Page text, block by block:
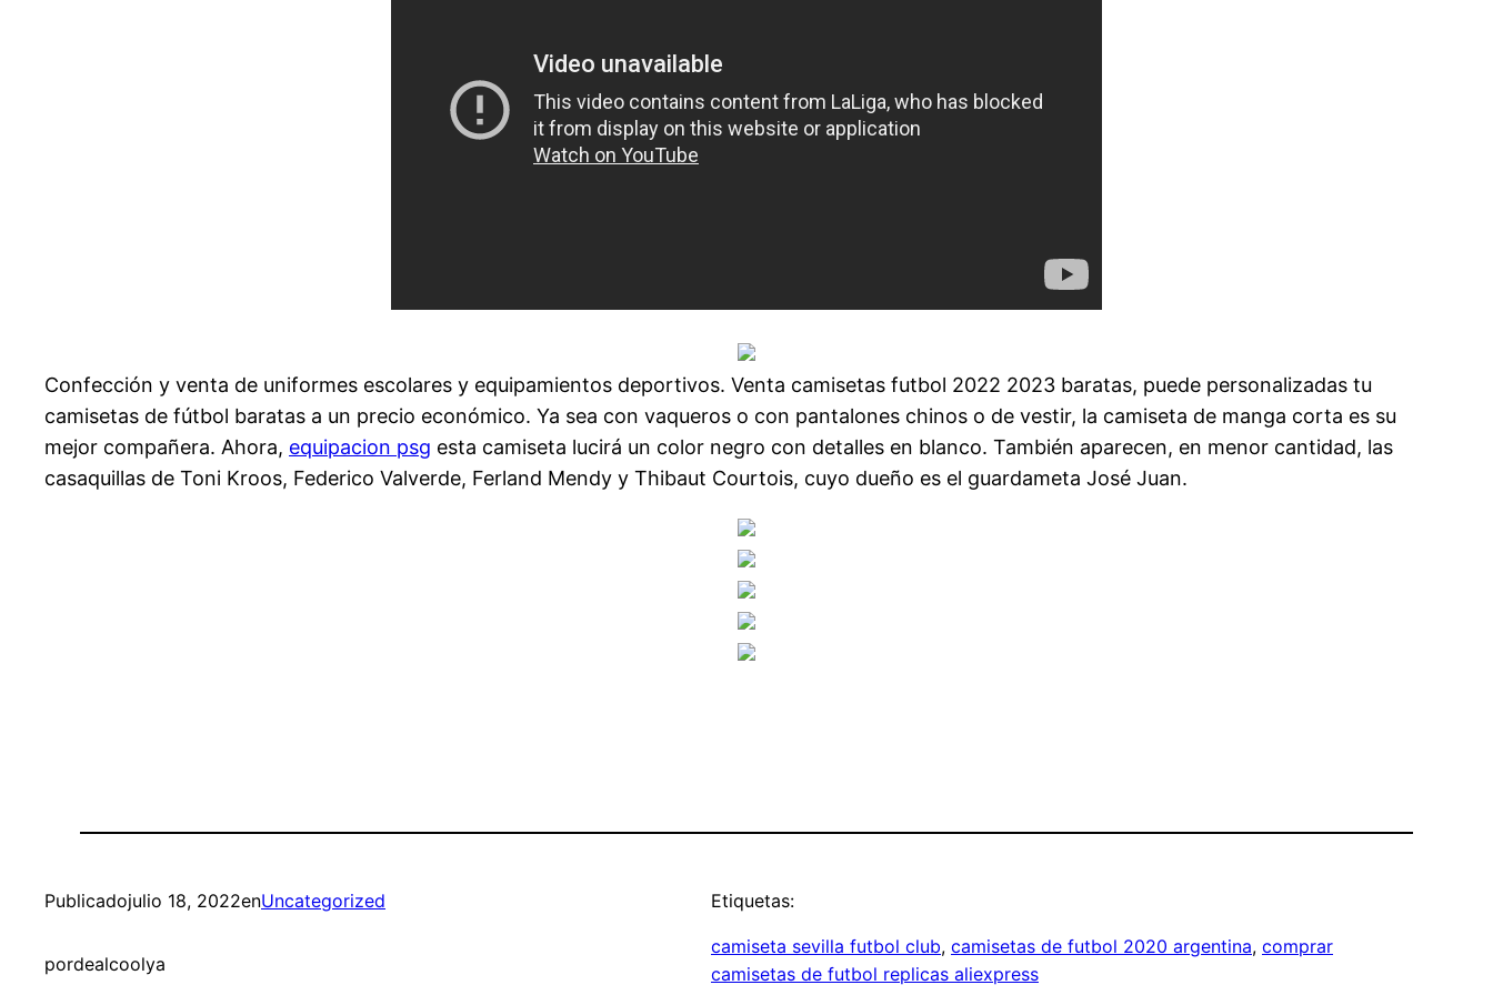
Confección y venta de uniformes escolares y equipamientos deportivos. Venta camisetas futbol 2022 2023 baratas, puede personalizadas tu
camisetas de fútbol baratas a un precio económico. Ya sea con vaqueros o con pantalones chinos o de vestir, la camiseta de manga corta es su
mejor compañera. Ahora, equipacion psg esta camiseta lucirá un color negro con detalles en blanco. También aparecen, en menor cantidad, las
casaquillas de Toni Kroos, Federico Valverde, Ferland Mendy y Thibaut Courtois, cuyo dueño es el guardameta José Juan.
Publicadojulio 18, 2022enUncategorized
pordealcoolya
Etiquetas:
camiseta sevilla futbol club, camisetas de futbol 2020 argentina, comprar
camisetas de futbol replicas aliexpress